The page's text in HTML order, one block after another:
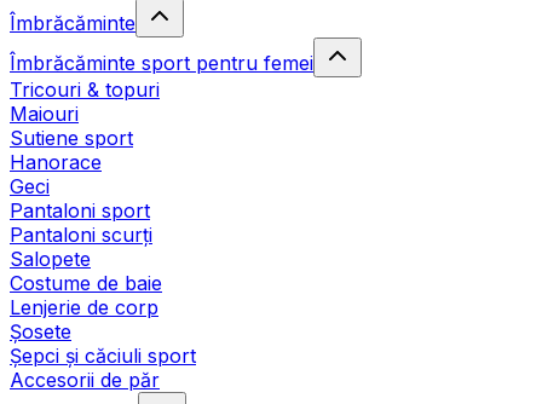
Îmbrăcăminte
Îmbrăcăminte sport pentru femei
Tricouri & topuri
Maiouri
Sutiene sport
Hanorace
Geci
Pantaloni sport
Pantaloni scurți
Salopete
Costume de baie
Lenjerie de corp
Șosete
Șepci și căciuli sport
Accesorii de păr